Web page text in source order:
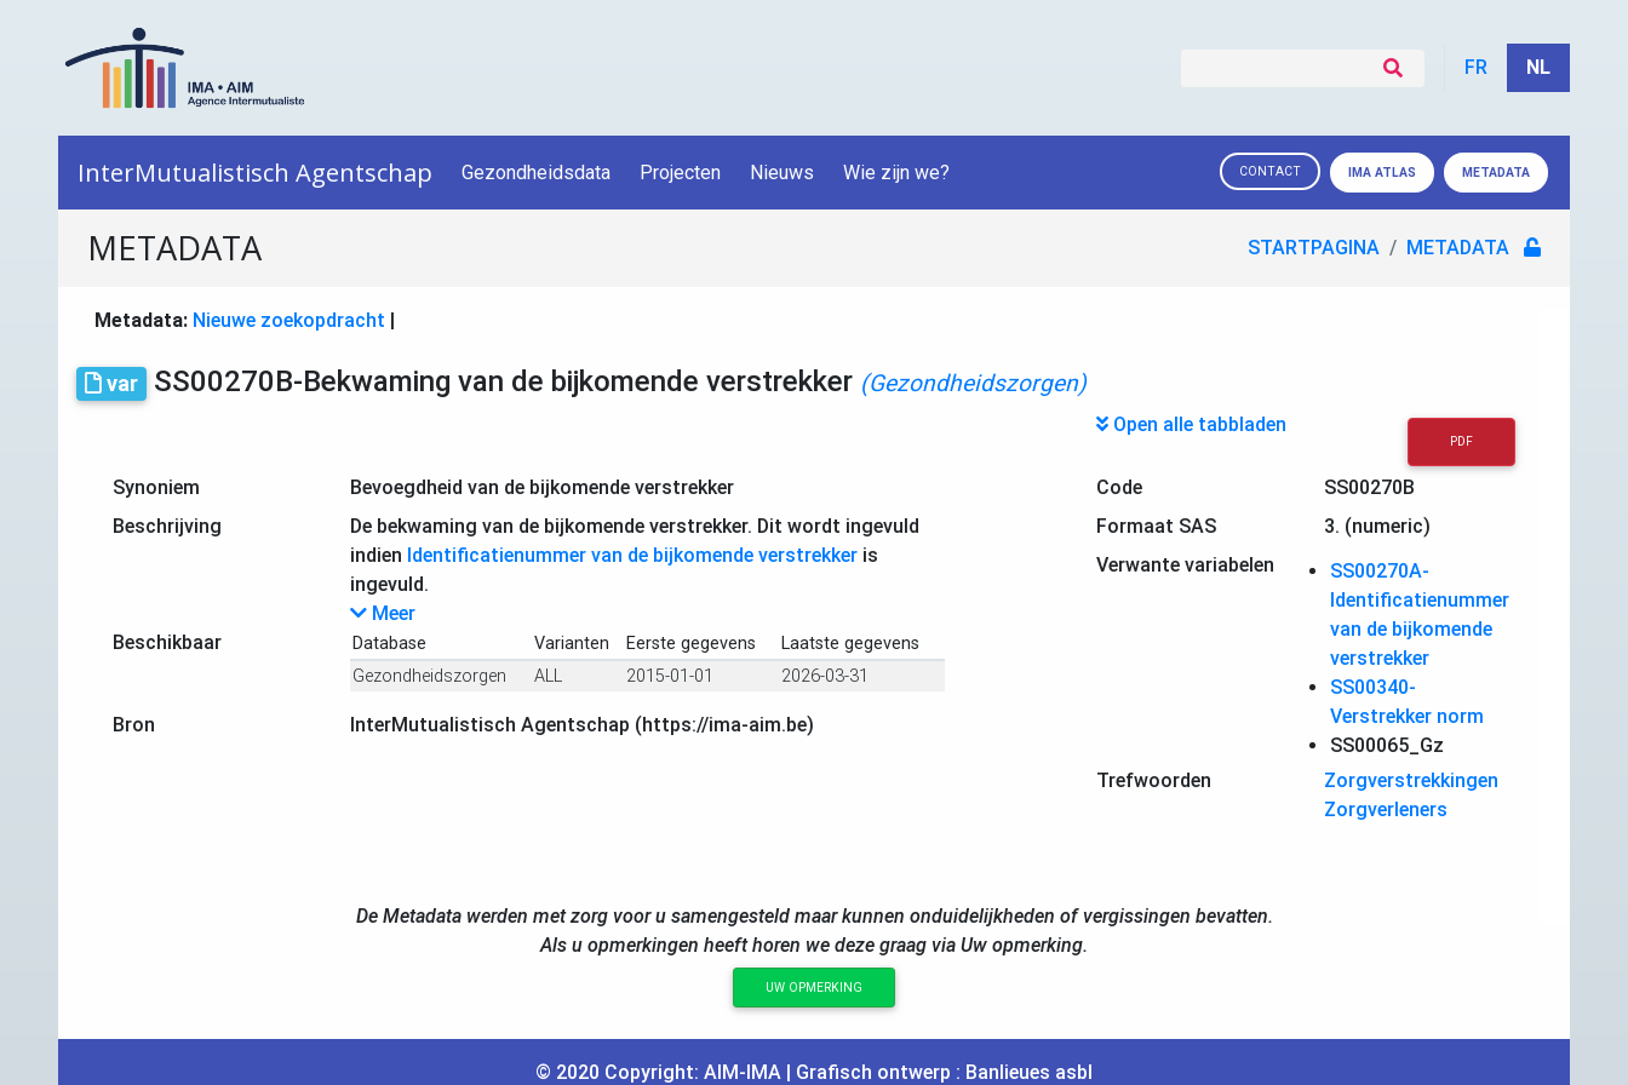
FR NL
InterMutualistisch Agentschap Gezondheidsdata Projecten Nieuws Wie zijn we? CONTACT IMA ATLAS METADATA
METADATA STARTPAGINA METADATA
Metadata: Nieuwe zoekopdracht |
var SS00270B-Bekwaming van de bijkomende verstrekker (Gezondheidszorgen)
Open alle tabbladen
PDF
Synoniem
Bevoegdheid van de bijkomende verstrekker
Beschrijving
De bekwaming van de bijkomende verstrekker. Dit wordt ingevuld
indien Identificatienummer van de bijkomende verstrekkeris
ingevuld.
Meer
Beschikbaar
Database Varianten Eerste gegevens
Laatste gegevens
Gezondheidszorgen
ALL 2015-01-01 2026-03-31
Bron InterMutualistisch Agentschap (https://ima-aim.be)
Code
SS00270B
Formaat SAS
3. (numeric)
Verwante variabelen
SS00270A-
Identificatienummer
van de bijkomende
verstrekker
SS00340-
Verstrekker norm
SS00065_Gz
Trefwoorden
Zorgverstrekkingen
Zorgverleners
De Metadata werden met zorg voor u samengesteld maar kunnen onduidelijkheden of vergissingen bevatten.
Als u opmerkingen heeft horen we deze graag via Uw opmerking.
UW OPMERKING
© 2020 Copyright: AIM-IMA | Grafisch ontwerp : Banlieues asbl